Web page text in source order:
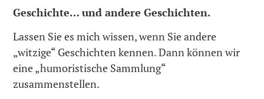
Geschichte… und andere Geschichten.
Lassen Sie es mich wissen, wenn Sie andere
„witzige“ Geschichten kennen. Dann können wir
eine „humoristische Sammlung“
zusammenstellen.